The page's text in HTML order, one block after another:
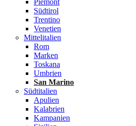
Piemont
Südtirol
Trentino
Venetien
Mittelitalien
Rom
Marken
Toskana
Umbrien
San Marino
Südtitalien
Apulien
Kalabrien
Kampanien